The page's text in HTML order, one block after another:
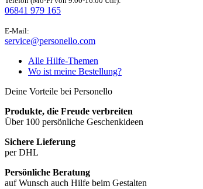
06841 979 165
E-Mail:
service@personello.com
Alle Hilfe-Themen
Wo ist meine Bestellung?
Deine Vorteile bei Personello
Produkte, die Freude verbreiten
Über 100 persönliche Geschenkideen
Sichere Lieferung
per DHL
Persönliche Beratung
auf Wunsch auch Hilfe beim Gestalten